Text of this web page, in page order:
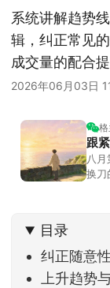
系统讲解趋势
辑，纠正常见
成交量的配合
2026年06月03日
格
跟
八
换刀
家感
回暖
目录
纠正随意
上升趋势